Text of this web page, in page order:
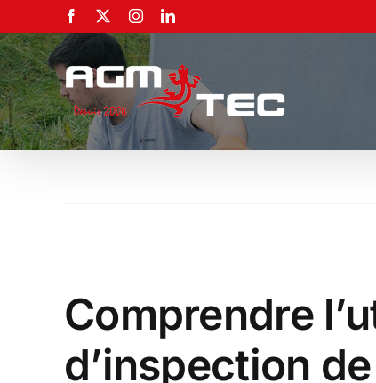
au
contenu
Facebook InstagramLinkedIn
Comprendre
d’inspection